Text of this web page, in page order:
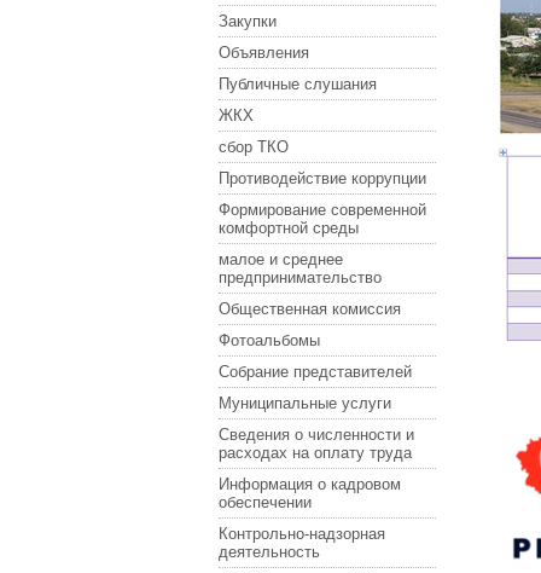
Закупки
Объявления
Публичные слушания
ЖКХ
сбор ТКО
Противодействие коррупции
Формирование современной
комфортной среды
малое и среднее
предпринимательство
Общественная комиссия
Фотоальбомы
Собрание представителей
Муниципальные услуги
Сведения о численности и
расходах на оплату труда
Информация о кадровом
обеспечении
Контрольно-надзорная
деятельность